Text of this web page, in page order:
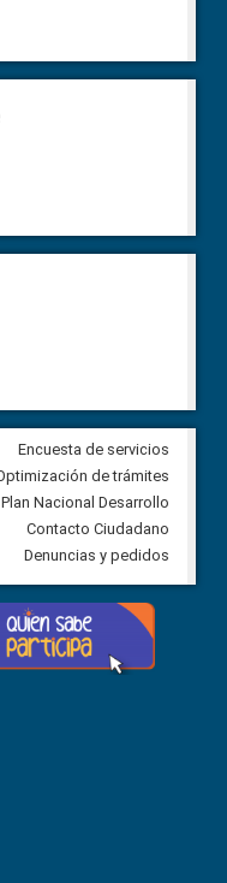
Veeduría Ciudadana para
construcción del asfaltado de
Ballenita del cantón Santa
7 agosto, 2026
Next
Encuesta de servicios
de trámites
Plan Nacional Desarrollo
Contacto Ciudadano
Denuncias y pedidos